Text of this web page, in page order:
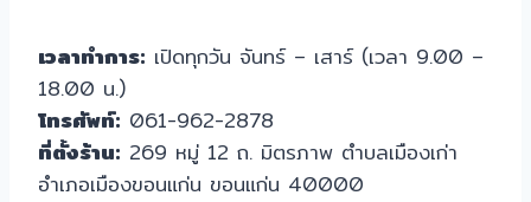
เวลาทำการ: เปิดทุกวัน จันทร์ – เสาร์ (เวลา 9.00 –
18.00 น.)
โทรศัพท์: 061-962-2878
ที่ตั้งร้าน: 269 หมู่ 12 ถ. มิตรภาพ ตำบลเมืองเก่า
อำเภอเมืองขอนแก่น ขอนแก่น 40000